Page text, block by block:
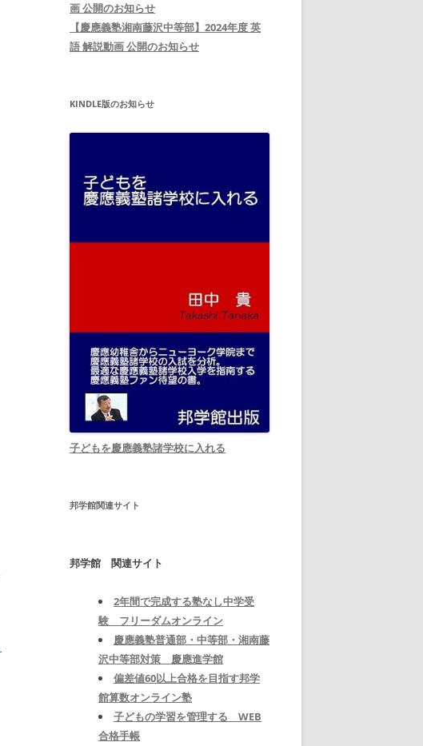
画 公開のお知らせ
【慶應義塾湘南藤沢中等部】2024年度 英
語 解説動画 公開のお知らせ
KINDLE版のお知らせ
子どもを慶應義塾諸学校に入れる
邦学館関連サイト
邦学館 関連サイト
2年間で完成する塾なし中学受
験 フリーダムオンライン
慶應義塾普通部・中等部・湘南藤
沢中等部対策 慶應進学館
偏差値60以上合格を目指す邦学
館算数オンライン塾
子どもの学習を管理する WEB
合格手帳